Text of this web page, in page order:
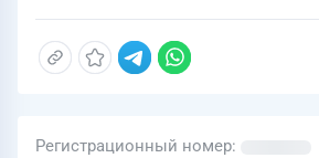
Регистрационный номер